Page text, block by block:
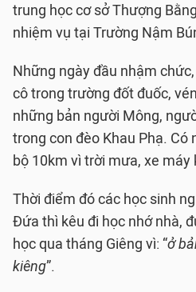
trung học cơ sở Thượng
nhiệm vụ tại Trường Nậm
Những ngày đầu nhậm
cô trong trường đốt đuốc,
những bản người Mông,
trong con đèo Khau Phạ. Có
bộ 10km vì trời mưa, xe máy
Thời điểm đó các học sinh
Đứa thì kêu đi học nhớ nhà,
học qua tháng Giêng vì: “ở
kiêng”.